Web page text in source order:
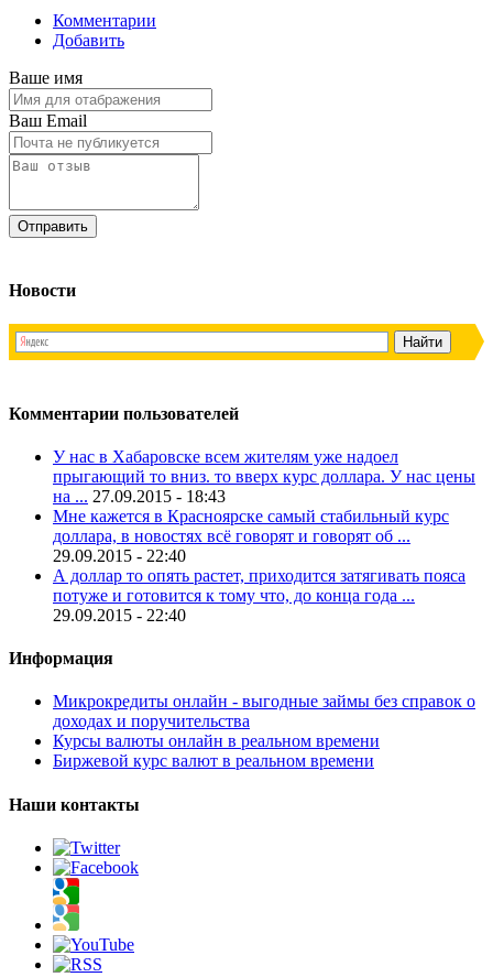
Комментарии
Добавить
Ваше имя
Ваш Email
Новости
Комментарии пользователей
У нас в Хабаровске всем жителям уже надоел
прыгающий то вниз. то вверх курс доллара. У нас цены
на ... 27.09.2015 - 18:43
Мне кажется в Красноярске самый стабильный курс
доллара, в новостях всё говорят и говорят об ...
29.09.2015 - 22:40
А доллар то опять растет, приходится затягивать пояса
потуже и готовится к тому что, до конца года ...
29.09.2015 - 22:40
Информация
Микрокредиты онлайн - выгодные займы без справок о
доходах и поручительства
Курсы валюты онлайн в реальном времени
Биржевой курс валют в реальном времени
Наши контакты